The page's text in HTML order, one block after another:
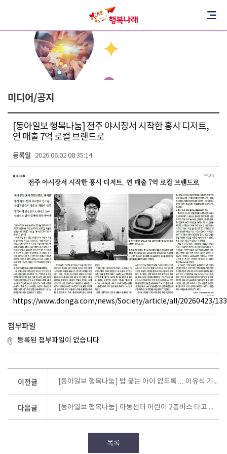
미디어/공지
[동아일보 행복나눔] 전주 야시장서 시작한 홍시 디저트,
연 매출 7억 로컬 브랜드로
등록일 2026.06.02 08:35:14
https://www.donga.com/news/Society/article/all/20260423/
첨부파일
등록된 첨부파일이 없습니다.
이전글 [동아일보 행복나눔] 밥 굶는 아이 없도록… 이유식 기부하고 생일 땐 도시락 지원
다음글 [동아일보 행복나눔] 아동센터 어린이 2층버스 타고 나들이… 도시락 넘어 ‘추억 선물’
목록